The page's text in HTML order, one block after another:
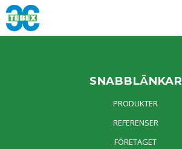
SNABBLÄNKAR
PRODUKTER
REFERENSER
FÖRETAGET